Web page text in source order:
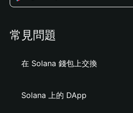
常見問題
在 Solana 錢包上交換
Solana 上的 DApp